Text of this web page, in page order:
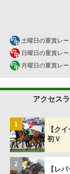
土曜日の重賞レ
日曜日の重賞レ
月曜日の重賞レ
アクセス
1
【ク
初Ｖ
2
【レ